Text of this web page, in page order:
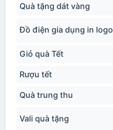
Quà tặng dát vàng
Đồ điện gia dụng in logo
Giỏ quà Tết
Rượu tết
Quà trung thu
Vali quà tặng